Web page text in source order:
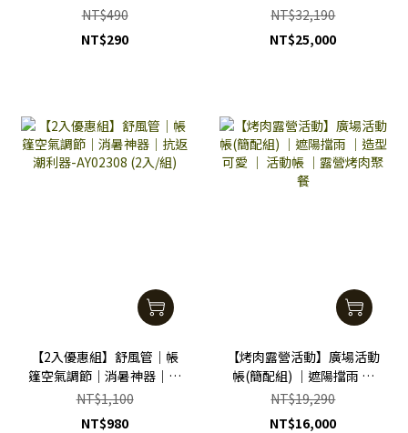
NT$490
NT$290
X1+網窗圍布門X6+專用連
接布)｜一房一廳組合｜大
房大廳｜家族露營
NT$32,190
NT$25,000
【2入優惠組】舒風管｜帳
篷空氣調節｜消暑神器｜抗
返潮利器-AY02308 (2入/
組)
NT$1,100
NT$980
【烤肉露營活動】廣場活動
帳(簡配組) ｜遮陽擋雨 ｜
造型可愛 ｜ 活動帳 ｜露營
烤肉聚餐
NT$19,290
NT$16,000